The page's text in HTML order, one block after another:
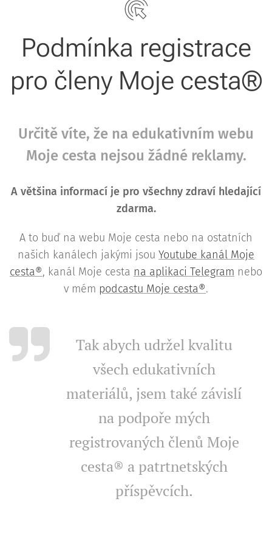
Podmínka registrace
pro členy Moje cesta®
Určitě víte, že na edukativním webu
Moje cesta nejsou žádné reklamy.
A většina informací je pro všechny zdraví hledající
zdarma.
A to buď na webu Moje cesta nebo na ostatních
našich kanálech jakými jsou Youtube kanál Moje
cesta®, kanál Moje cesta na aplikaci Telegram nebo
v mém podcastu Moje cesta®.
Tak abych udržel kvalitu
všech edukativních
materiálů, jsem také závislí
na podpoře mých
registrovaných členů Moje
cesta® a patrtnetských
příspěvcích.